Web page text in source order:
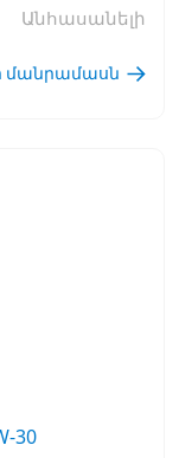
Անհասանելի
մանրամասն
30